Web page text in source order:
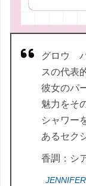
グロウ
スの代表
彼女のパ
魅力をそ
シャワー
あるセク
香調：シ